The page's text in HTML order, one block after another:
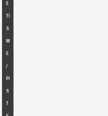
É
TI
S
M
E
/
PI
S
T